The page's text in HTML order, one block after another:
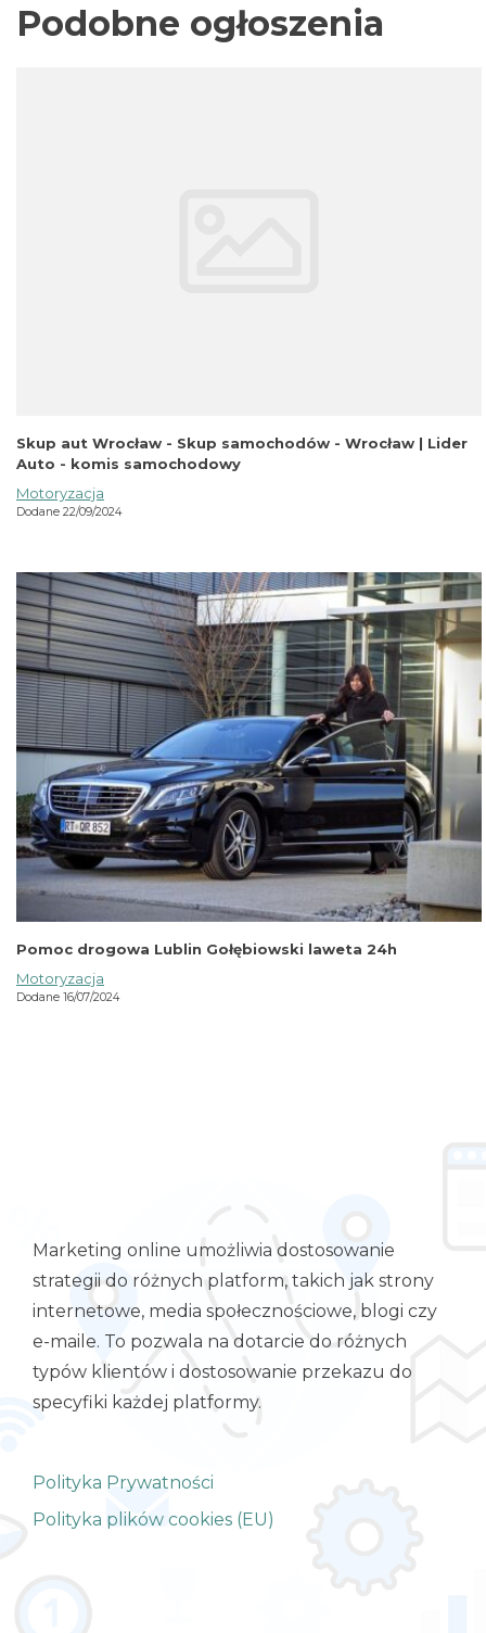
Podobne ogłoszenia
Skup aut Wrocław - Skup samochodów - Wrocław | Lider
Auto - komis samochodowy
Motoryzacja
Dodane 22/09/2024
Pomoc drogowa Lublin Gołębiowski laweta 24h
Motoryzacja
Dodane 16/07/2024
Marketing online umożliwia dostosowanie
strategii do różnych platform, takich jak strony
internetowe, media społecznościowe, blogi czy
e-maile. To pozwala na dotarcie do różnych
typów klientów i dostosowanie przekazu do
specyfiki każdej platformy.
Polityka Prywatności
Polityka plików cookies (EU)